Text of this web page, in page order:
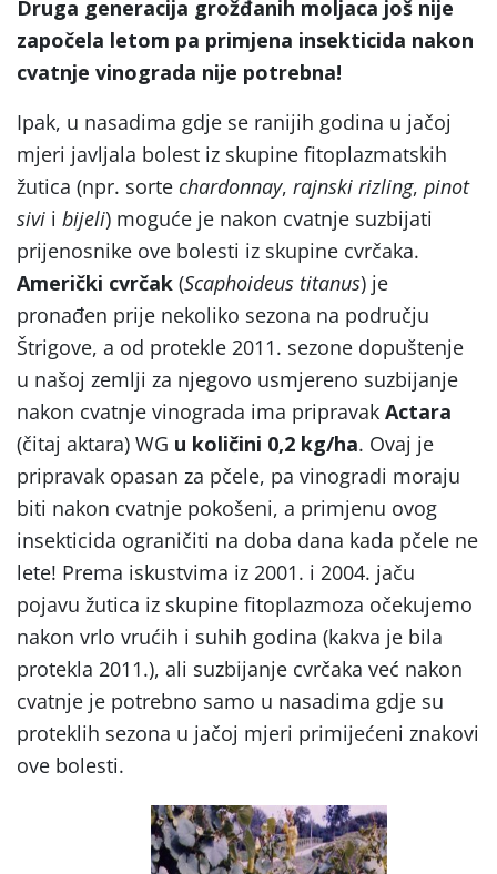
Druga generacija grožđanih moljaca još nije
započela letom pa primjena insekticida nakon
cvatnje vinograda nije potrebna!
Ipak, u nasadima gdje se ranijih godina u jačoj
mjeri javljala bolest iz skupine fitoplazmatskih
žutica (npr. sorte chardonnay, rajnski rizling, pinot
sivi i bijeli) moguće je nakon cvatnje suzbijati
prijenosnike ove bolesti iz skupine cvrčaka.
Američki cvrčak (Scaphoideus titanus) je
pronađen prije nekoliko sezona na području
Štrigove, a od protekle 2011. sezone dopuštenje
u našoj zemlji za njegovo usmjereno suzbijanje
nakon cvatnje vinograda ima pripravak Actara
(čitaj aktara) WG u količini 0,2 kg/ha. Ovaj je
pripravak opasan za pčele, pa vinogradi moraju
biti nakon cvatnje pokošeni, a primjenu ovog
insekticida ograničiti na doba dana kada pčele ne
lete! Prema iskustvima iz 2001. i 2004. jaču
pojavu žutica iz skupine fitoplazmoza očekujemo
nakon vrlo vrućih i suhih godina (kakva je bila
protekla 2011.), ali suzbijanje cvrčaka već nakon
cvatnje je potrebno samo u nasadima gdje su
proteklih sezona u jačoj mjeri primijećeni znakovi
ove bolesti.